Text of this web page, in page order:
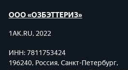
ООО «ОЗБЭТТЕРИЗ»
1AK.RU, 2022
ИНН: 7811753424
196240, Россия, Санкт-Петербург,